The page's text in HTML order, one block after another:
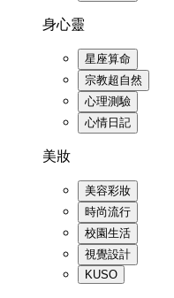
身心靈
星座算命
宗教超自然
心理測驗
心情日記
美妝
美容彩妝
時尚流行
校園生活
視覺設計
KUSO